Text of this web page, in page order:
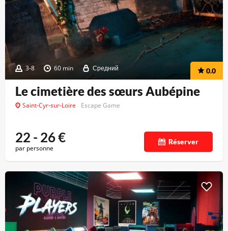
3-8 60 min Средний 0.0
Le cimetière des sœurs Aubépine
Saint-Cyr-sur-Loire Escape Game
22 - 26€
par personne
Réserver